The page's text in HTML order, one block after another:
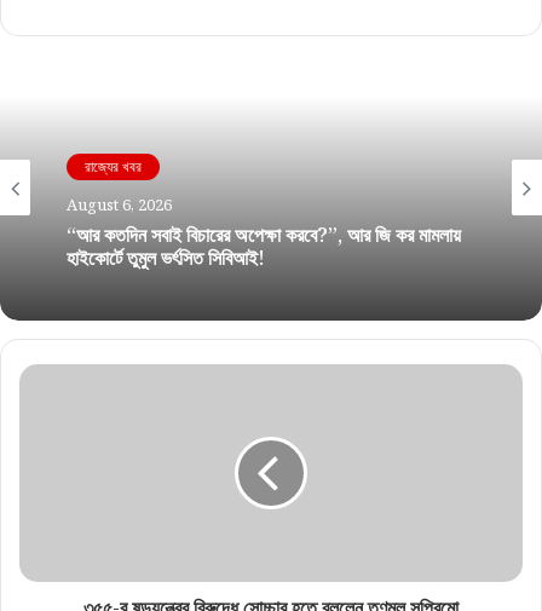
রাজ্যের খবর
August 6, 2026
“আর কতদিন সবাই বিচারের অপেক্ষা করবে?”, আর জি কর মামলায়
হাইকোর্টে তুমুল ভর্ৎসিত সিবিআই!